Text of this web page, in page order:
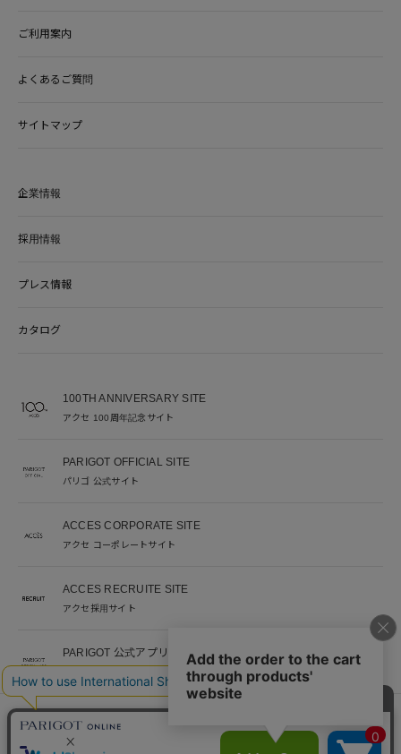
ご利用案内
よくあるご質問
サイトマップ
企業情報
採用情報
プレス情報
カタログ
100TH ANNIVERSARY SITE
アクセ 100周年記念サイト
PARIGOT OFFICIAL SITE
パリゴ 公式サイト
ACCES CORPORATE SITE
アクセ コーポレートサイト
ACCES RECRUITE SITE
アクセ採用サイト
PARIGOT 公式アプリ
新着情報を、プッシュ通知でいち早くお届け。
※当サイト掲載写真のオークションなどへの二次転用を固く禁じます。